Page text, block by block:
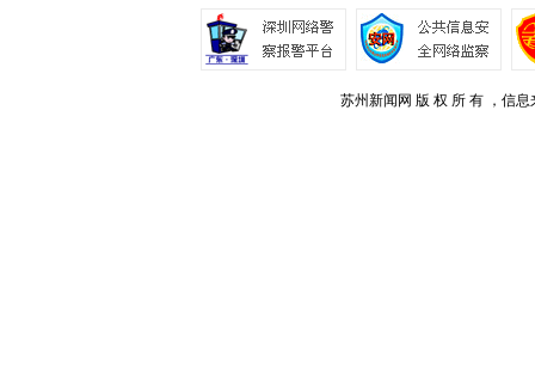
苏州新闻网 版 权 所 有 ，信